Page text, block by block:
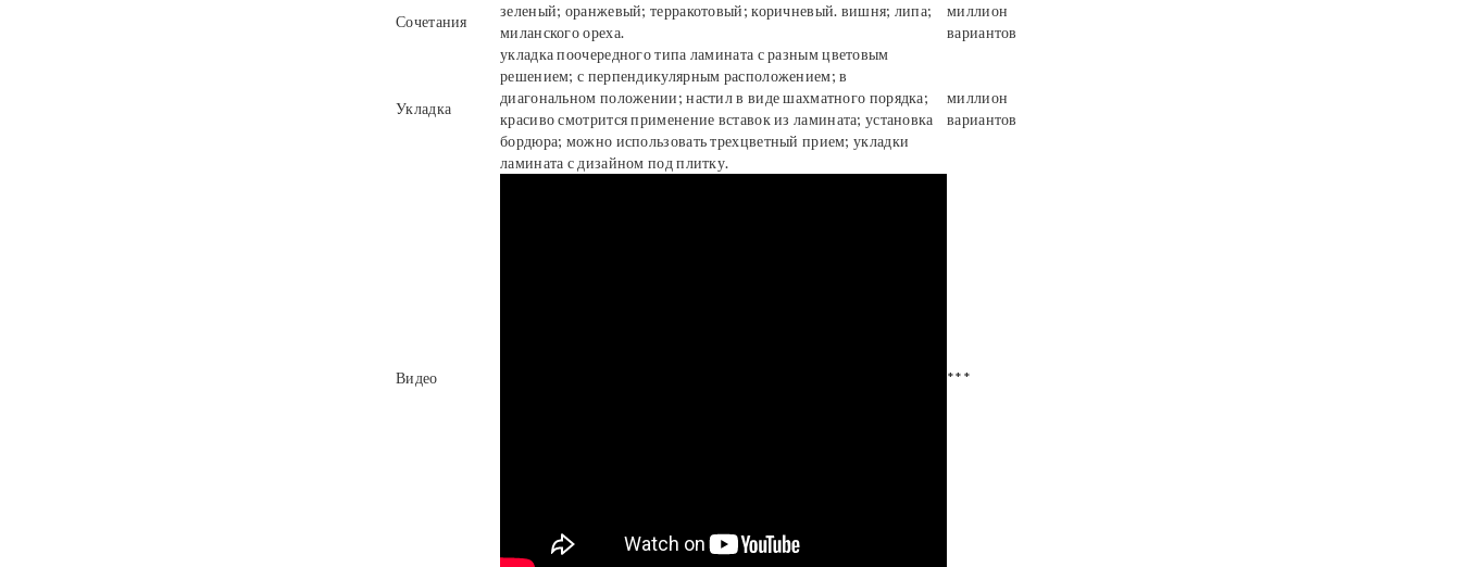
Сочетания
зеленый; оранжевый; терракотовый; коричневый. вишня; липа;
миланского ореха.
миллион
вариантов
Укладка
укладка поочередного типа ламината с разным цветовым
решением; с перпендикулярным расположением; в
диагональном положении; настил в виде шахматного порядка;
красиво смотрится применение вставок из ламината; установка
бордюра; можно использовать трехцветный прием; укладки
ламината с дизайном под плитку.
миллион
вариантов
Видео ***